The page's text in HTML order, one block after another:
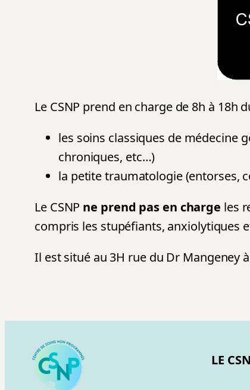
Le CSNP prend en charge de 8h à 18h
les soins classiques de médecine
chroniques, etc…)
la petite traumatologie (entorses,
Le CSNP ne prend pas en charge les
compris les stupéfiants, anxiolytiques
Il est situé au 3H rue du Dr Mangeney
LE